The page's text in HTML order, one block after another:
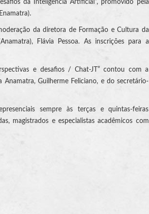
da Inteligência Artificial”, promovido pela
da diretora de Formação e Cultura da
Flávia Pessoa. As inscrições para a
e desafios / Chat-JT” contou com a
Guilherme Feliciano, e do secretário-
sempre às terças e quintas-feiras
magistrados e especialistas acadêmicos com